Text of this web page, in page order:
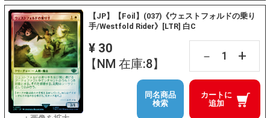
【JP】【Foil】(037)《ウェストフォルドの乗り
手/Westfold Rider》[LTR] 白C
¥ 30
【NM 在庫:8】
－ +
カートに
追加
同名商品
検索